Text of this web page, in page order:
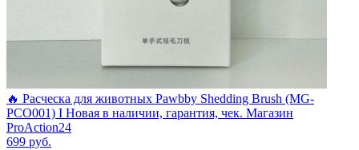
🔥 Расческа для животных Pawbby Shedding Brush (MG-
PCO001) I Новая в наличии, гарантия, чек. Магазин
ProAction24
699 руб.